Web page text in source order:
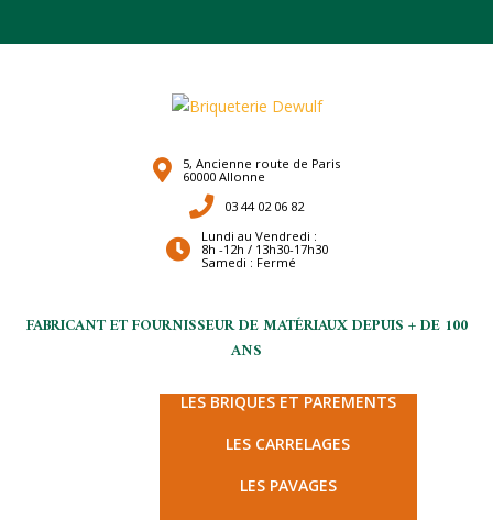
5, Ancienne route de Paris
60000 Allonne
03 44 02 06 82
Lundi au Vendredi :
8h -12h / 13h30-17h30
Samedi : Fermé
FABRICANT ET FOURNISSEUR DE MATÉRIAUX DEPUIS + DE 100
ANS
LES BRIQUES ET PAREMENTS
LES CARRELAGES
LES PAVAGES